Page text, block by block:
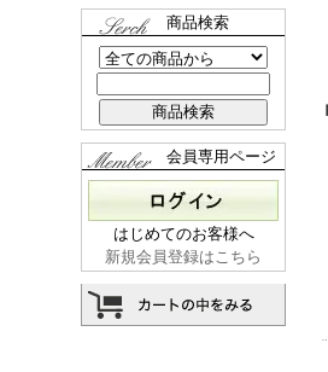
商品検索
会員専用ページ
はじめてのお客様へ
新規会員登録はこちら